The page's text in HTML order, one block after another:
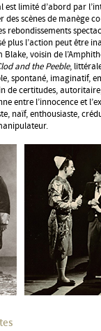
est limité d’abord par
des scènes de manège
rebondissements
plus l’action peut être
Blake, voisin de
and the Peeble,
spontané, imaginatif,
de certitudes,
entre l’innocence et
naïf, enthousiaste,